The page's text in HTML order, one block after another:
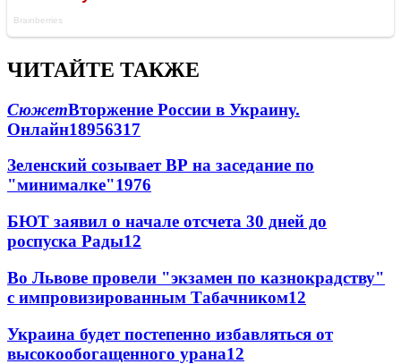
ЧИТАЙТЕ ТАКЖЕ
СюжетВторжение России в Украину.
Онлайн18956317
Зеленский созывает ВР на заседание по
"минималке"1976
БЮТ заявил о начале отсчета 30 дней до
роспуска Рады12
Во Львове провели "экзамен по казнокрадству"
с импровизированным Табачником12
Украина будет постепенно избавляться от
высокообогащенного урана12